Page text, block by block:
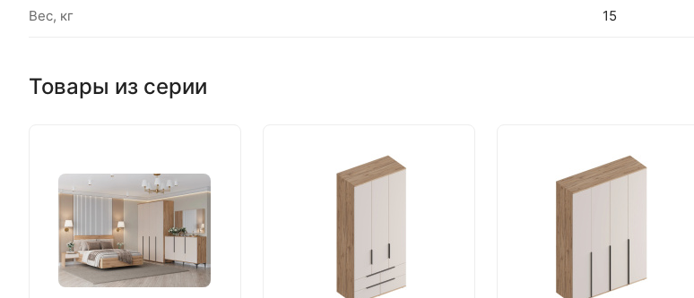
Вес, кг 15
Товары из серии